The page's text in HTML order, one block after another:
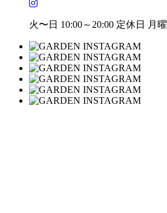
火〜日 10:00～20:00 定休日 月曜